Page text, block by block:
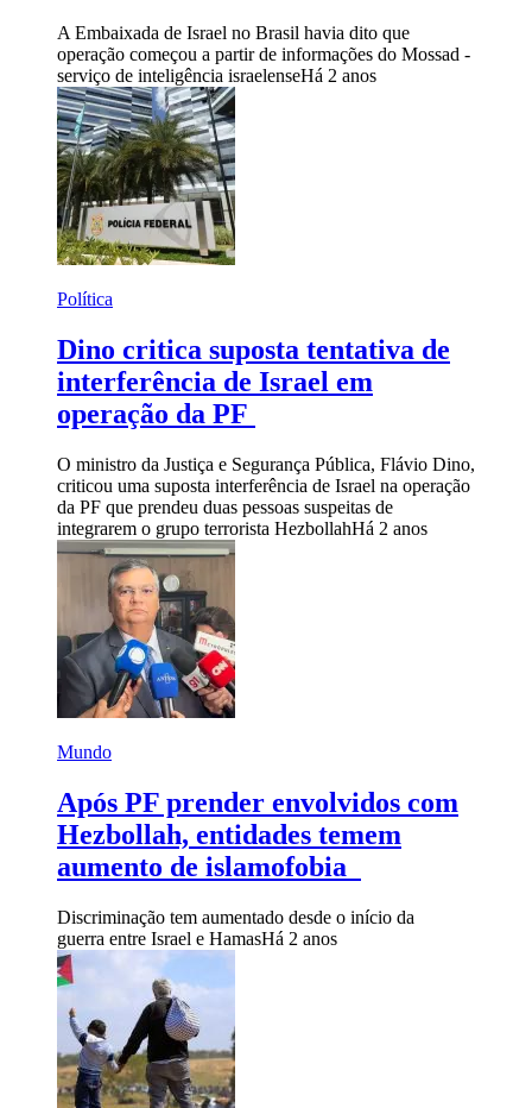
A Embaixada de Israel no Brasil havia dito que
operação começou a partir de informações do Mossad -
serviço de inteligência israelenseHá 2 anos
Política
Dino critica suposta tentativa de
interferência de Israel em
operação da PF
O ministro da Justiça e Segurança Pública, Flávio Dino,
criticou uma suposta interferência de Israel na operação
da PF que prendeu duas pessoas suspeitas de
integrarem o grupo terrorista HezbollahHá 2 anos
Mundo
Após PF prender envolvidos com
Hezbollah, entidades temem
aumento de islamofobia
Discriminação tem aumentado desde o início da
guerra entre Israel e HamasHá 2 anos